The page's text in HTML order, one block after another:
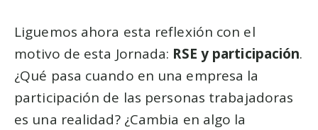
Liguemos ahora esta reflexión con el
motivo de esta Jornada: RSE y participación.
¿Qué pasa cuando en una empresa la
participación de las personas trabajadoras
es una realidad? ¿Cambia en algo la